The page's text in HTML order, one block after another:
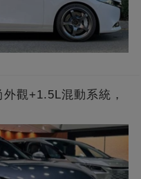
觀+1.5L混動系統，